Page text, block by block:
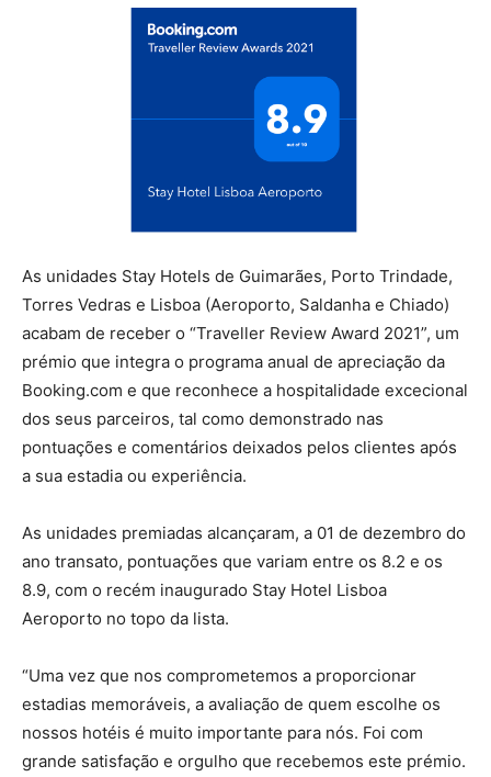
As unidades Stay Hotels de Guimarães, Porto Trindade,
Torres Vedras e Lisboa (Aeroporto, Saldanha e Chiado)
acabam de receber o “Traveller Review Award 2021”, um
prémio que integra o programa anual de apreciação da
Booking.com e que reconhece a hospitalidade excecional
dos seus parceiros, tal como demonstrado nas
pontuações e comentários deixados pelos clientes após
a sua estadia ou experiência.
As unidades premiadas alcançaram, a 01 de dezembro do
ano transato, pontuações que variam entre os 8.2 e os
8.9, com o recém inaugurado Stay Hotel Lisboa
Aeroporto no topo da lista.
“Uma vez que nos comprometemos a proporcionar
estadias memoráveis, a avaliação de quem escolhe os
nossos hotéis é muito importante para nós. Foi com
grande satisfação e orgulho que recebemos este prémio.